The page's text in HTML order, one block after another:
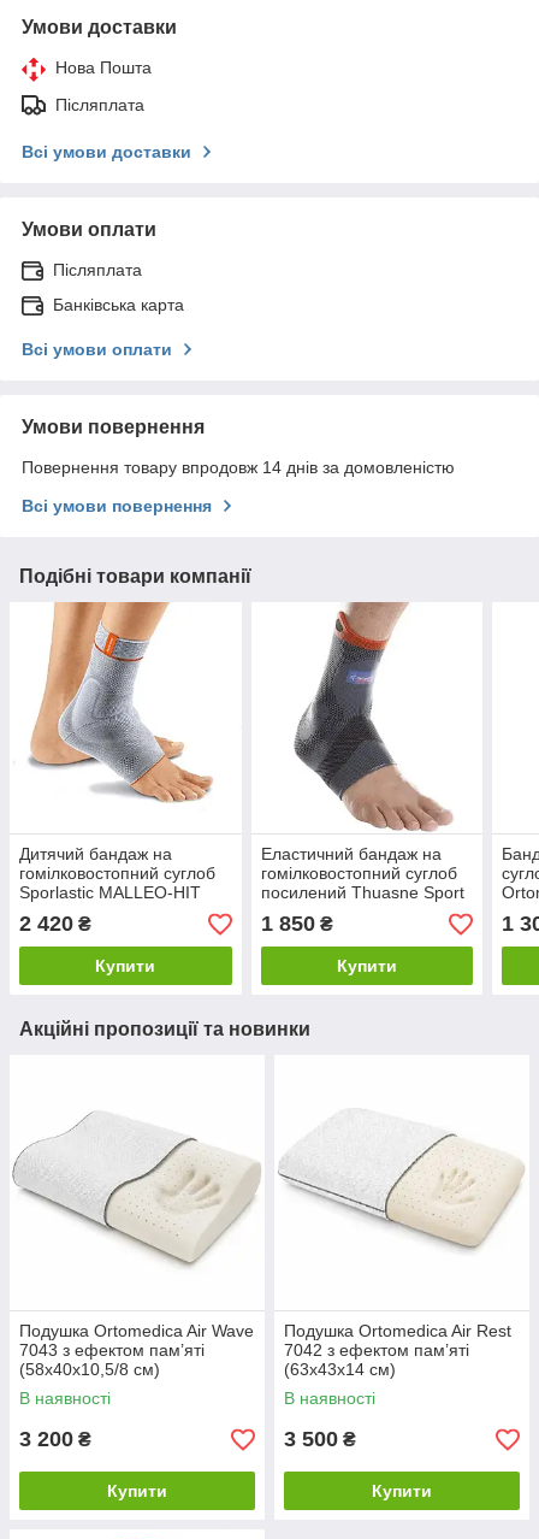
Умови доставки
Нова Пошта
Післяплата
Всі умови доставки
Умови оплати
Післяплата
Банківська карта
Всі умови оплати
Умови повернення
Повернення товару впродовж 14 днів за домовленістю
Всі умови повернення
Подібні товари компанії
Дитячий бандаж на
гомілковостопний суглоб
Sporlastic MALLEO-HIT
Kids 87074 еластичний з
гелевими вставками
2 420 ₴
Купити
Еластичний бандаж на
гомілковостопний суглоб
посилений Thuasne Sport
Reinforced 0353
спортивний
1 850₴
Купити
1
Акційні пропозиції та новинки
Подушка Ortomedica Air Wave
7043 з ефектом пам’яті
(58х40х10,5/8 см)
В наявності
3 200 ₴
Купити
Подушка Ortomedica Air Rest
7042 з ефектом пам’яті
(63х43х14 см)
В наявності
3 500 ₴
Купити